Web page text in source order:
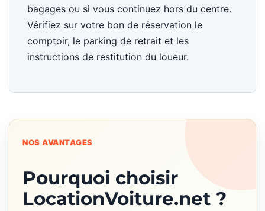
bagages ou si vous continuez hors du centre.
Vérifiez sur votre bon de réservation le
comptoir, le parking de retrait et les
instructions de restitution du loueur.
NOS AVANTAGES
Pourquoi choisir
LocationVoiture.net ?